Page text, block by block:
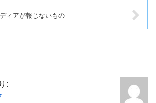
ィアが報じないもの
: